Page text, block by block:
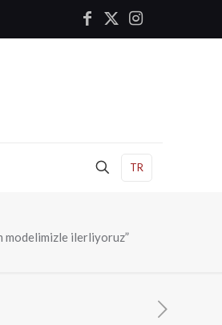
TR
modelimizle ilerliyoruz”